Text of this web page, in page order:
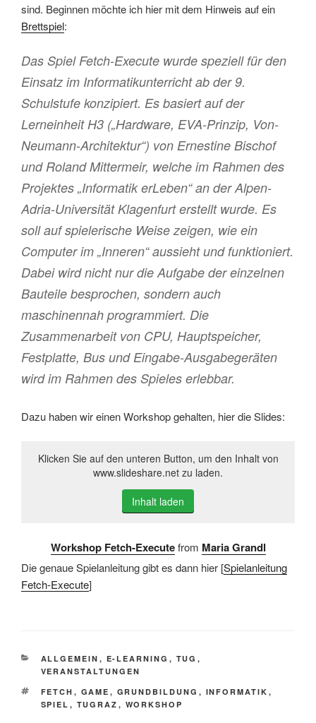
sind. Beginnen möchte ich hier mit dem Hinweis auf ein
Brettspiel:
Das Spiel Fetch-Execute wurde speziell für den
Einsatz im Informatikunterricht ab der 9.
Schulstufe konzipiert. Es basiert auf der
Lerneinheit H3 („Hardware, EVA-Prinzip, Von-
Neumann-Architektur“) von Ernestine Bischof
und Roland Mittermeir, welche im Rahmen des
Projektes „Informatik erLeben“ an der Alpen-
Adria-Universität Klagenfurt erstellt wurde. Es
soll auf spielerische Weise zeigen, wie ein
Computer im „Inneren“ aussieht und funktioniert.
Dabei wird nicht nur die Aufgabe der einzelnen
Bauteile besprochen, sondern auch
maschinennah programmiert. Die
Zusammenarbeit von CPU, Hauptspeicher,
Festplatte, Bus und Eingabe-Ausgabegeräten
wird im Rahmen des Spieles erlebbar.
Dazu haben wir einen Workshop gehalten, hier die Slides:
Klicken Sie auf den unteren Button, um den Inhalt von
www.slideshare.net zu laden.
Inhalt laden
Workshop Fetch-Execute from Maria Grandl
Die genaue Spielanleitung gibt es dann hier [Spielanleitung
Fetch-Execute]
KATEGORIEN
ALLGEMEIN , E-LEARNING , TUG ,
VERANSTALTUNGEN
SCHLAGWÖRTER
FETCH , GAME , GRUNDBILDUNG , INFORMATIK ,
SPIEL , TUGRAZ , WORKSHOP